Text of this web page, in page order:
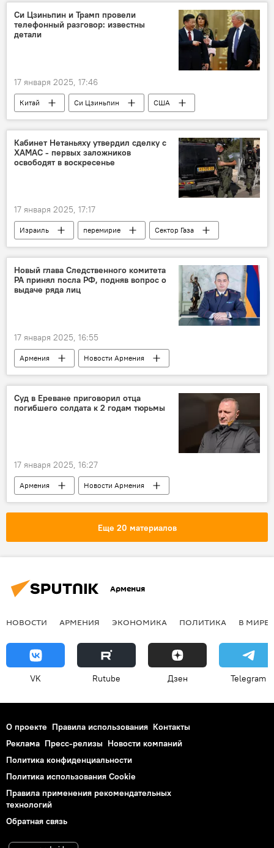
Си Цзиньпин и Трамп провели
телефонный разговор: известны
детали
17 января 2025, 17:46
Китай Си Цзиньпин
США
Дональд Трамп
В мире
Кабинет Нетаньяху утвердил сделку с
ХАМАС - первых заложников
освободят в воскресенье
17 января 2025, 17:17
Израиль перемирие
Сектор Газа
В мире
Новый глава Следственного комитета
РА принял посла РФ, подняв вопрос о
выдаче ряда лиц
17 января 2025, 16:55
Армения
Новости Армения
Россия
посол
Суд в Ереване приговорил отца
погибшего солдата к 2 годам тюрьмы
17 января 2025, 16:27
Армения
Новости Армения
Политика
Общество
суд
Еще 20 материалов
Армения
НОВОСТИ АРМЕНИЯ ЭКОНОМИКА ПОЛИТИКА В МИРЕ
VK Rutube Дзен Telegram
О проекте Правила использования Контакты
Реклама Пресс-релизы Новости компаний
Политика конфиденциальности
Политика использования Cookie
Правила применения рекомендательных
технологий
Обратная связь